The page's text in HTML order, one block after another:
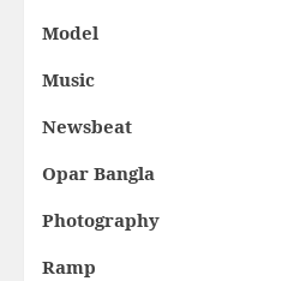
Model
Music
Newsbeat
Opar Bangla
Photography
Ramp